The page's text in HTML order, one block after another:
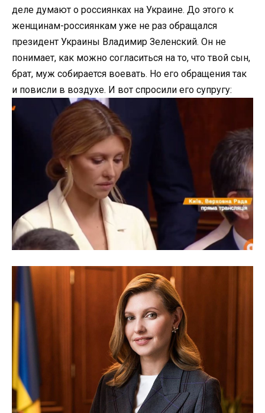
деле думают о россиянках на Украине. До этого к
женщинам-россиянкам уже не раз обращался
президент Украины Владимир Зеленский. Он не
понимает, как можно согласиться на то, что твой сын,
брат, муж собирается воевать. Но его обращения так
и повисли в воздухе. И вот спросили его супругу: